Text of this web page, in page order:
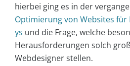
hierbei ging es in der
Optimierung von Websites für
ys und die Frage, welche
Herausforderungen solch
Webdesigner stellen.